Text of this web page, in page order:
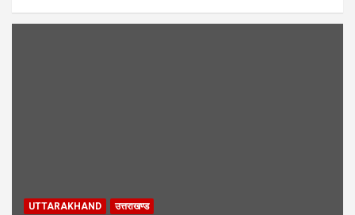
UTTARAKHAND उत्तराखण्ड